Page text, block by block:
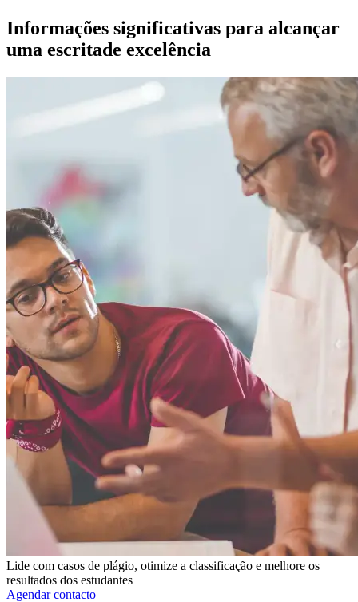
Informações significativas para alcançar
uma escritade excelência
Lide com casos de plágio, otimize a classificação e melhore os
resultados dos estudantes
Agendar contacto